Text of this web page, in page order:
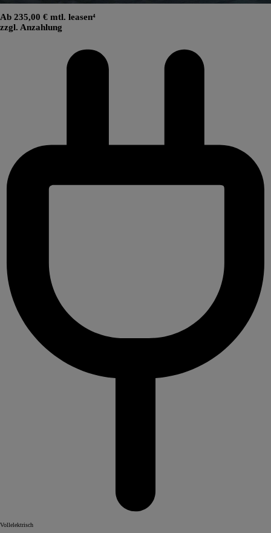
Ab 235,00 € mtl. leasen⁴
zzgl. Anzahlung
Vollelektrisch